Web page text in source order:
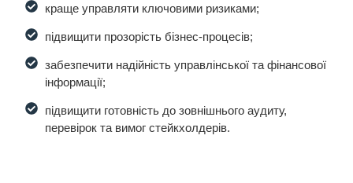
краще управляти ключовими ризиками;
підвищити прозорість бізнес-процесів;
забезпечити надійність управлінської та фінансової
інформації;
підвищити готовність до зовнішнього аудиту,
перевірок та вимог стейкхолдерів.